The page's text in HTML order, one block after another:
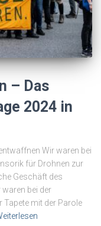
– Das
2024 in
Wir waren bei
für Drohnen zur
Geschäft des
bei der
Tapete mit der Parole